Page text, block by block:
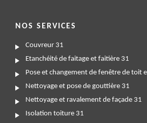
NOS SERVICES
Couvreur 31
Etanchéité de faitage et faitière 31
Pose et changement de fenêtre de toit
Nettoyage et pose de gouttière 31
Nettoyage et ravalement de façade 31
Isolation toiture 31